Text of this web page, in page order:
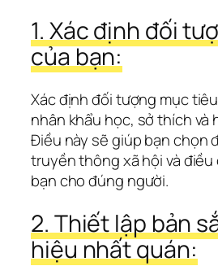
1. Xác định đối
của bạn:
Xác định đối tượng mục
nhân khẩu học, sở thích và
Điều này sẽ giúp bạn chọn
truyền thông xã hội và
bạn cho đúng người.
2. Thiết lập bản
hiệu nhất quán: